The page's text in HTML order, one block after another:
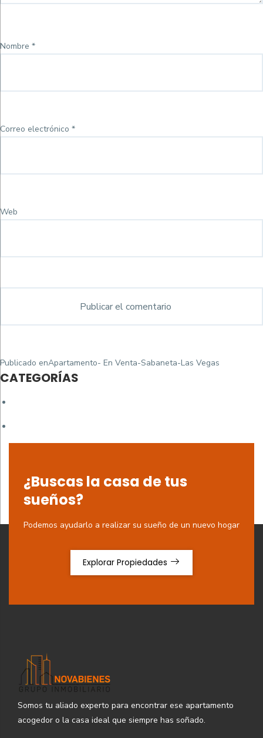
Nombre *
Correo electrónico *
Web
Navegación
de
Publicado enApartamento- En Venta-Sabaneta-Las Vegas
CATEGORÍAS
¿Buscas la casa de tus
sueños?
Podemos ayudarlo a realizar su sueño de un nuevo hogar
Explorar Propiedades
Somos tu aliado experto para encontrar ese apartamento
acogedor o la casa ideal que siempre has soñado.